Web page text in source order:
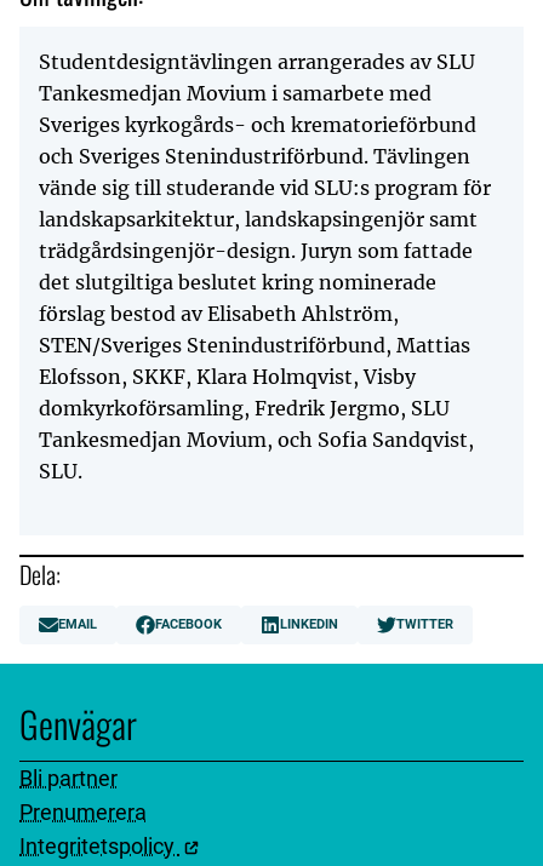
Studentdesigntävlingen arrangerades av SLU
Tankesmedjan Movium i samarbete med
Sveriges kyrkogårds- och krematorieförbund
och Sveriges Stenindustriförbund. Tävlingen
vände sig till studerande vid SLU:s program för
landskapsarkitektur, landskapsingenjör samt
trädgårdsingenjör-design. Juryn som fattade
det slutgiltiga beslutet kring nominerade
förslag bestod av Elisabeth Ahlström,
STEN/Sveriges Stenindustriförbund, Mattias
Elofsson, SKKF, Klara Holmqvist, Visby
domkyrkoförsamling, Fredrik Jergmo, SLU
Tankesmedjan Movium, och Sofia Sandqvist,
SLU.
Dela:
EMAIL FACEBOOK LINKEDIN TWITTER
Genvägar
Bli partner
Prenumerera
Integritetspolicy